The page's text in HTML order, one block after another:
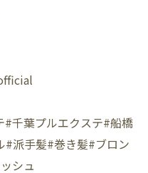
千葉プルエクステ#船橋
#派手髪#巻き髪#ブロン
シュ